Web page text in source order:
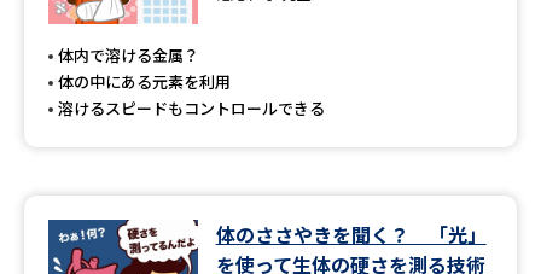
先輩が入学を決めた理由 テレメール全国一斉進学調査
体内で溶ける金属？
体の中にある元素を利用
溶けるスピードもコントロールできる
体のささやきを聞く？ 「光」
を使って生体の硬さを測る技術